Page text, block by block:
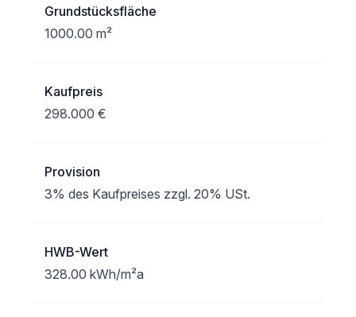
Grundstücksfläche
1000.00 m²
Kaufpreis
298.000 €
Provision
3% des Kaufpreises zzgl. 20% USt.
HWB-Wert
328.00 kWh/m²a